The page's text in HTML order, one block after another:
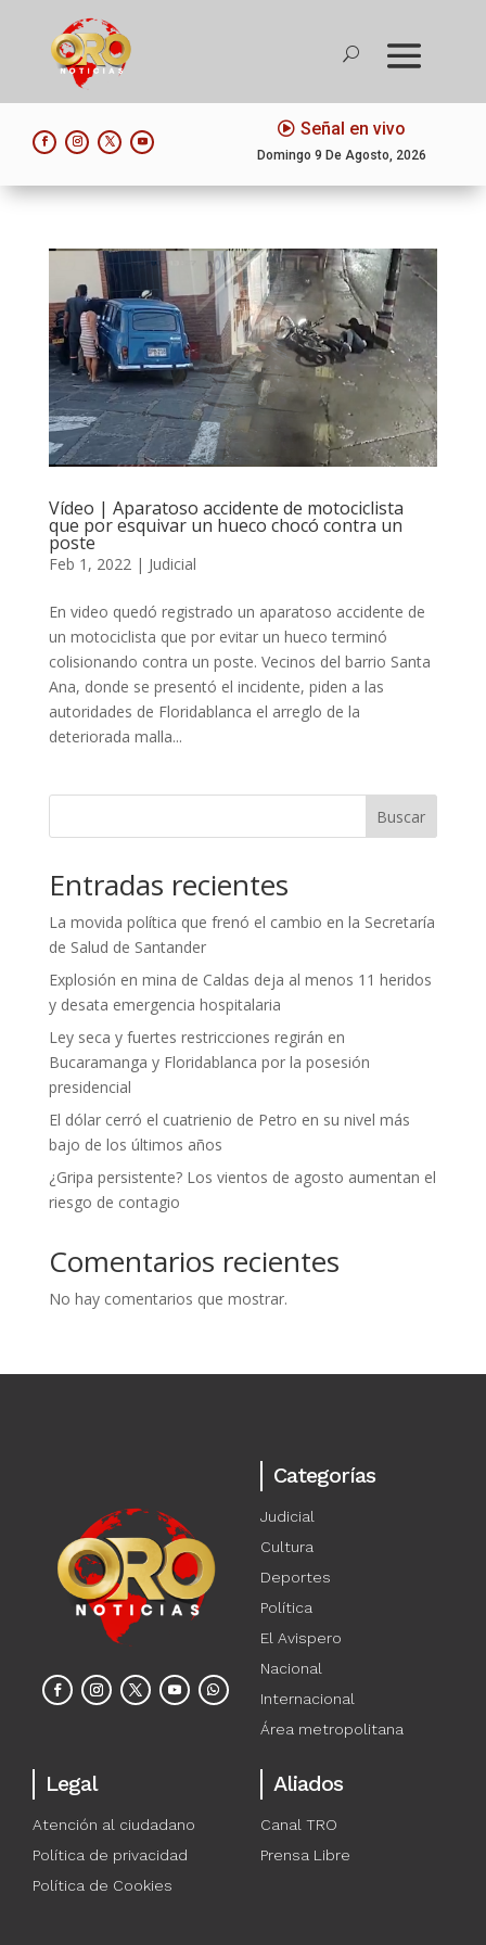
Señal en vivo
Domingo 9 De Agosto, 2026
Vídeo | Aparatoso accidente de motociclista
que por esquivar un hueco chocó contra un
poste
Feb 1, 2022| Judicial
En video quedó registrado un aparatoso accidente de
un motociclista que por evitar un hueco terminó
colisionando contra un poste. Vecinos del barrio Santa
Ana, donde se presentó el incidente, piden a las
autoridades de Floridablanca el arreglo de la
deteriorada malla...
Buscar
Entradas recientes
La movida política que frenó el cambio en la Secretaría
de Salud de Santander
Explosión en mina de Caldas deja al menos 11 heridos
y desata emergencia hospitalaria
Ley seca y fuertes restricciones regirán en
Bucaramanga y Floridablanca por la posesión
presidencial
El dólar cerró el cuatrienio de Petro en su nivel más
bajo de los últimos años
¿Gripa persistente? Los vientos de agosto aumentan el
riesgo de contagio
Comentarios recientes
No hay comentarios que mostrar.
Categorías
Judicial
Cultura
Deportes
Política
El Avispero
Nacional
Internacional
Área metropolitana
Legal
Atención al ciudadano
Política de privacidad
Política de Cookies
Aliados
Canal TRO
Prensa Libre